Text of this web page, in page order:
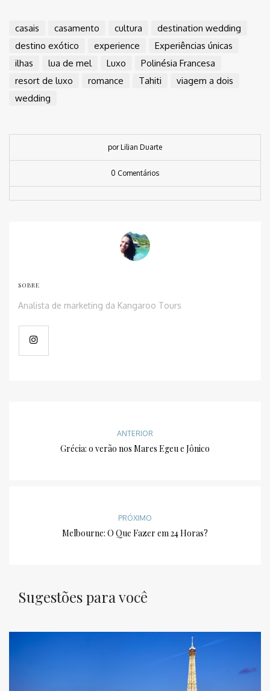
casais casamento cultura
destination wedding
destino exótico
experience
Experiências únicas
ilhas
lua de mel Luxo
Polinésia Francesa
resort de luxo
romance Tahiti
viagem a dois
wedding
por Lilian Duarte
0 Comentários
SOBRE
Analista de marketing da Kangaroo Tours
ANTERIOR
Grécia: o verão nos Mares Egeu e Jônico
PRÓXIMO
Melbourne: O Que Fazer em 24 Horas?
Sugestões para você